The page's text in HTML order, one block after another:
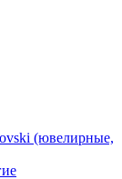
(ювелирные,